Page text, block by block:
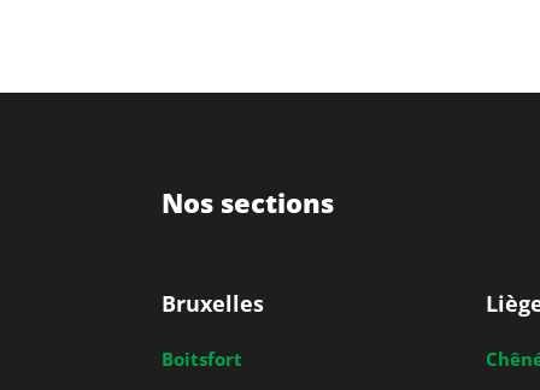
Nos sections
Bruxelles
Boitsfort